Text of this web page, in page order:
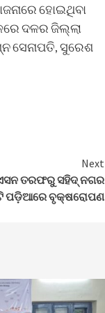
ହୋଇଥିବା
ଦଳର ଜିଲ୍ଲା
ସେନାପତି, ସୁରେଶ
Next
ତରଫରୁ ସହିଦ୍ ନଗର
ପଡ଼ିଆରେ ବୃକ୍ଷରୋପଣ